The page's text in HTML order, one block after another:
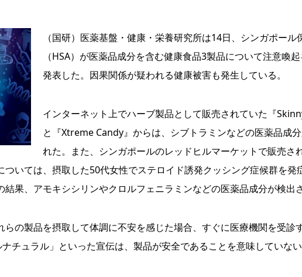
（国研）医薬基盤・健康・栄養研究所は14日、シンガポール
（HSA）が医薬品成分を含む健康食品3製品について注意喚
発表した。因果関係が疑われる健康被害も発生している。
インターネット上でハーブ製品として販売されていた『
と『Xtreme Candy』からは、シブトラミンなどの医薬品成
れた。また、シンガポールのレッドヒルマーケットで販売さ
いては、摂取した50代女性でステロイド誘発クッシング症候群を発
果、アモキシシリンやクロルフェニラミンなどの医薬品成分が検出さ
らの製品を摂取して体調に不安を感じた場合、すぐに医療機関を受診
チュラル」といった宣伝は、製品が安全であることを意味していな